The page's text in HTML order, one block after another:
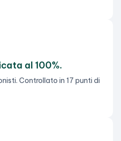
al 100%.
Controllato in 17 punti di